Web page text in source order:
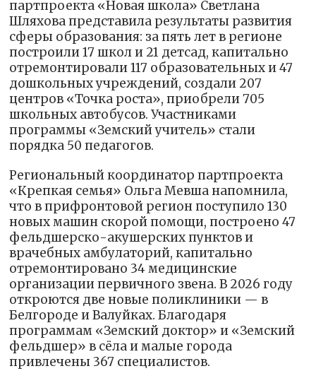
партпроекта «Новая школа» Светлана
Шляхова представила результаты развития
сферы образования: за пять лет в регионе
построили 17 школ и 21 детсад, капитально
отремонтировали 117 образовательных и 47
дошкольных учреждений, создали 207
центров «Точка роста», приобрели 705
школьных автобусов. Участниками
программы «Земский учитель» стали
порядка 50 педагогов.
Региональный координатор партпроекта
«Крепкая семья» Ольга Мевша напомнила,
что в прифронтовой регион поступило 130
новых машин скорой помощи, построено 47
фельдшерско-акушерских пунктов и
врачебных амбулаторий, капитально
отремонтировано 34 медицинские
организации первичного звена. В 2026 году
откроются две новые поликлиники — в
Белгороде и Валуйках. Благодаря
программам «Земский доктор» и «Земский
фельдшер» в сёла и малые города
привлечены 367 специалистов.